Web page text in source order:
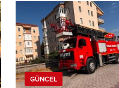
GÜNCEL